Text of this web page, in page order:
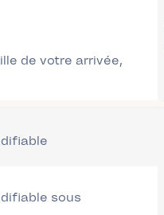
de votre arrivée,
sous